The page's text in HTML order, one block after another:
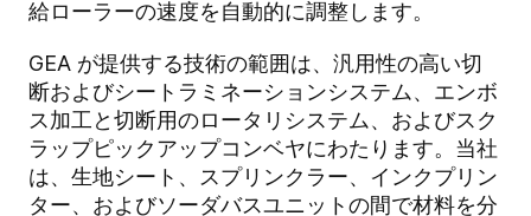
給ローラーの速度を自動的に調整します。
GEA が提供する技術の範囲は、汎用性の高い切
断およびシートラミネーションシステム、エンボ
ス加工と切断用のロータリシステム、およびスク
ラップピックアップコンベヤにわたります。当社
は、生地シート、スプリンクラー、インクプリン
ター、およびソーダバスユニットの間で材料を分